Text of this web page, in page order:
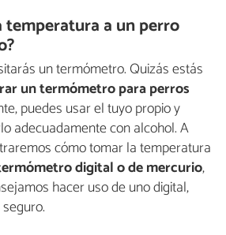
temperatura a un perro
un termómetro. Quizás estás
un termómetro para perros
puedes usar el tuyo propio y
adecuadamente con alcohol. A
cómo tomar la temperatura
digital o de mercurio,
hacer uso de uno digital,